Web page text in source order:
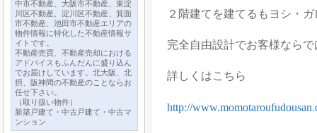
中市不動産、大阪市不動産、東淀
川区不動産、淀川区不動産、箕面
市不動産、池田市不動産エリアの
物件情報に特化した不動産情報サ
イトです。
不動産売買、不動産売却における
アドバイスもふんだんに盛り込ん
でお届けしています。北大阪、北
摂、阪神間の不動産のことならお
任せ下さい。
（取り扱い物件）
新築戸建て・中古戸建て・中古マ
ンション
２階建てを建てるもヨシ・
完全自由設計でお客様なら
詳しくはこちら
http://